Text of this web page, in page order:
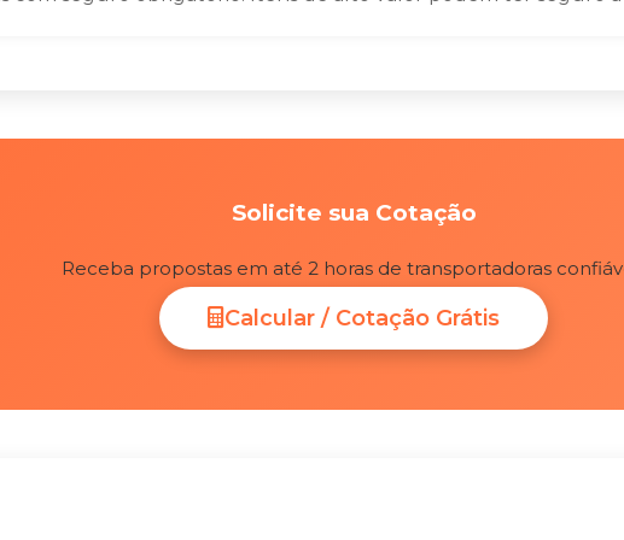
Solicite sua Cotação
Receba propostas em até 2 horas de transportadoras
Calcular / Cotação Grátis